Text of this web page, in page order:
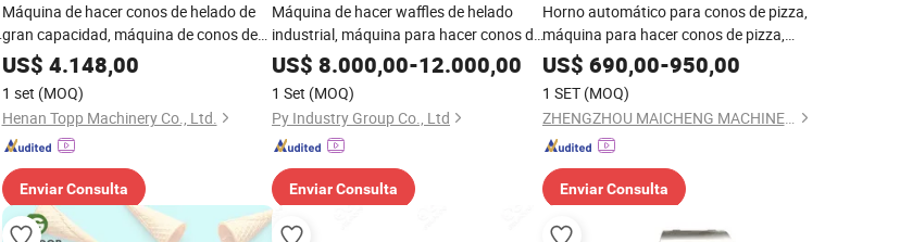
Máquina de hacer conos de helado de
gran capacidad, máquina de conos de
waffle, máquina de rollos de huevo
US$ 4.148,00
1 set (MOQ)
Henan Topp Machinery Co., Ltd.
Enviar Consulta
Máquina de hacer waffles de helado
industrial, máquina para hacer conos de
huevo, máquina para hacer conos de
azúcar para helado a precio de fábrica
US$ 8.000,00-12.000,00
1 Set (MOQ)
Py Industry Group Co., Ltd
Enviar Consulta
Horno automático para conos de pizza,
máquina para hacer conos de pizza,
máquina expendedora de conos de
pizza en venta
US$ 690,00-950,00
1 SET (MOQ)
ZHENGZHOU MAICHENG MACHINERY CO.,LTD
Enviar Consulta